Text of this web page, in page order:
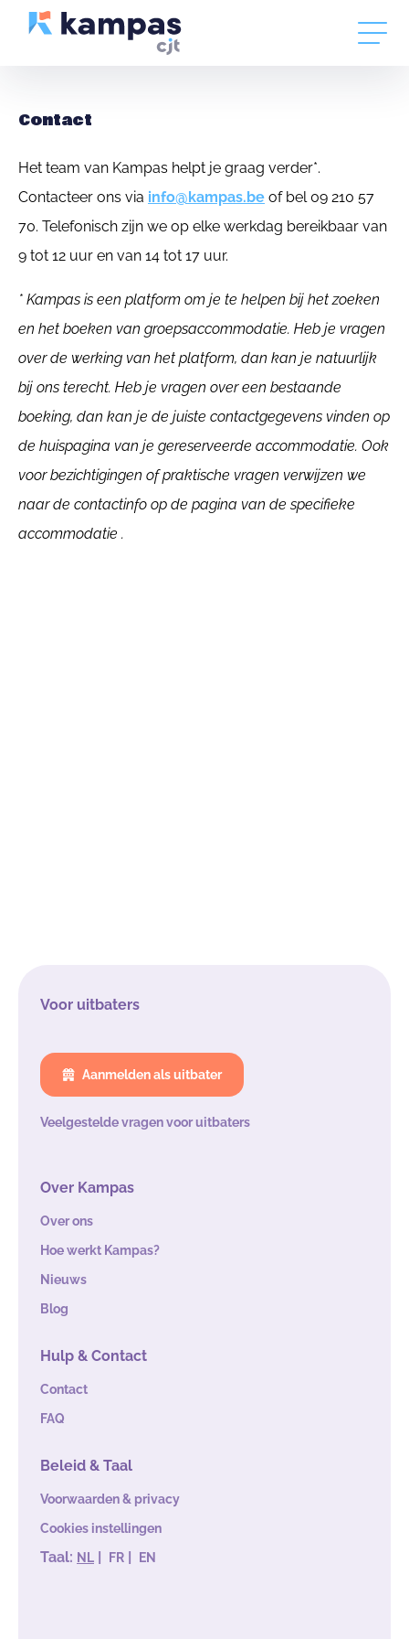
Contact
Het team van Kampas helpt je graag verder*.
Contacteer ons via info@kampas.be of bel 09 210 57
70. Telefonisch zijn we op elke werkdag bereikbaar van
9 tot 12 uur en van 14 tot 17 uur.
* Kampas is een platform om je te helpen bij het zoeken
en het boeken van groepsaccommodatie. Heb je vragen
over de werking van het platform, dan kan je natuurlijk
bij ons terecht. Heb je vragen over een bestaande
boeking, dan kan je de juiste contactgegevens vinden op
de huispagina van je gereserveerde accommodatie. Ook
voor bezichtigingen of praktische vragen verwijzen we
naar de contactinfo op de pagina van de specifieke
accommodatie .
Voor uitbaters
Aanmelden als uitbater
Veelgestelde vragen voor uitbaters
Over Kampas
Over ons
Hoe werkt Kampas?
Nieuws
Blog
Hulp & Contact
Contact
FAQ
Beleid & Taal
Voorwaarden & privacy
Cookies instellingen
Taal: NL | FR | EN